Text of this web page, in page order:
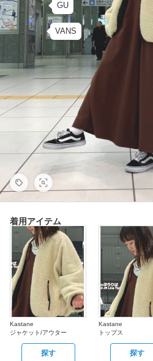
GU
VANS
着用アイテム
Kastane
ジャケット/アウター
探す
Kastane
トップス
探す